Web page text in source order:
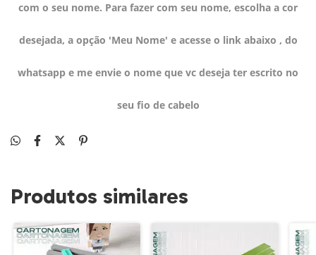
com o seu nome. Para fazer com seu nome, escolha a cor
desejada, a opção 'Meu Nome' e acesse o link abaixo , do
whatsapp e me envie o nome que vc deseja ter escrito no
seu fio de cabelo
Produtos similares